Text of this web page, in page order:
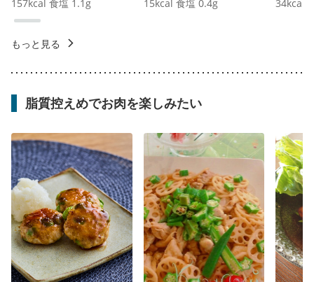
157kcal 食塩 1.1 g 15kcal 食塩 0.4g 34kcal
もっと見る
脂質控えめでお肉を楽しみたい